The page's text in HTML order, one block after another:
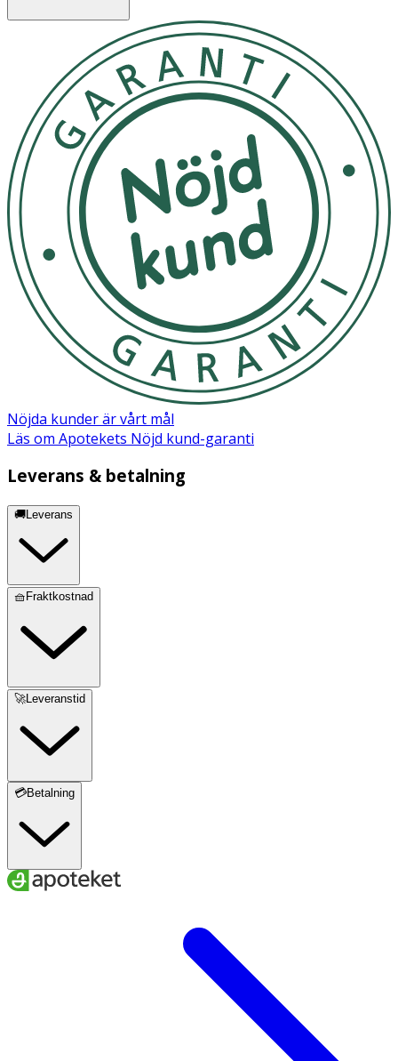
på dem. Om du är osäker, kassera handskarna och välj
Förvaring av handskarna i en förorenad miljö kan orsaka
en försämring av kvaliteten.
Tvätt och desinfektion av handskar kan också innebära
en försämring i kvaliteten.
Prestandan hos använda eller
tvättade/desinfektion/rengjorda handskar kan skilja sig
från testresultaten.
Handskarna tvättas i 60 grader.
Oanvända handskar förvaras i originalförpackning.
Undvik direkt solljus.
Nöjda kunder är vårt mål
Läs om Apotekets Nöjd kund-garanti
Leverans & betalning
🚚Leverans
🧺Fraktkostnad
🚀Leveranstid
💳Betalning